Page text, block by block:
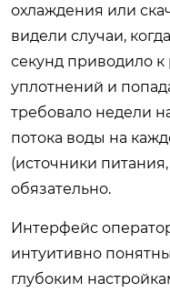
охлаждения или
видели случаи,
секунд приводило
уплотнений и
требовало недели
потока воды на
(источники
обязательно.
Интерфейс
интуитивно
глубоким